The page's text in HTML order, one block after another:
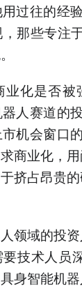
过往的经
那些专注
业化是否
人赛道的
机会窗口
商业化，
挤占昂贵
领域的投
技术人员
身智能机